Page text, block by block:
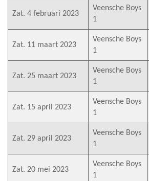
Zat. 4 februari 2023
Veensche Boys
1
Zat. 11 maart 2023
Veensche Boys
1
Zat. 25 maart 2023
Veensche Boys
1
Zat. 15 april 2023
Veensche Boys
1
Zat. 29 april 2023
Veensche Boys
1
Zat. 20 mei 2023
Veensche Boys
1